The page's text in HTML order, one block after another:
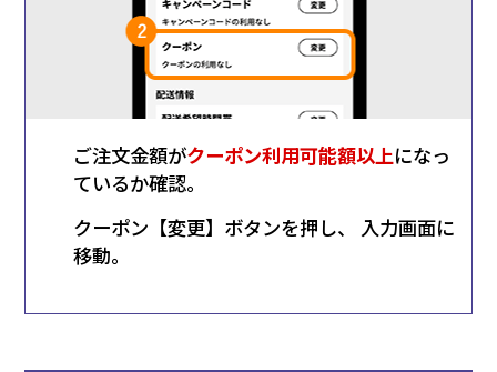
ご注文金額がクーポン利用可能額以上になっ
ているか確認。
クーポン【変更】ボタンを押し、 入力画面に
移動。